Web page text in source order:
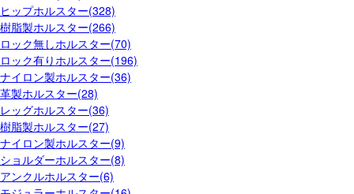
ヒップホルスター(328)
樹脂製ホルスター(266)
ロック無しホルスター(70)
ロック有りホルスター(196)
ナイロン製ホルスター(36)
革製ホルスター(28)
レッグホルスター(36)
樹脂製ホルスター(27)
ナイロン製ホルスター(9)
ショルダーホルスター(8)
アンクルホルスター(6)